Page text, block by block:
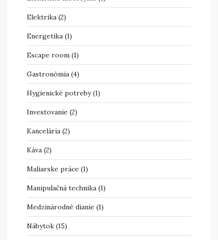
Elektrika (2)
Energetika (1)
Escape room (1)
Gastronómia (4)
Hygienické potreby(1)
Investovanie (2)
Kancelária (2)
Káva (2)
Maliarske práce (1)
Manipulačná technika (1)
Medzinárodné dianie (1)
Nábytok (15)